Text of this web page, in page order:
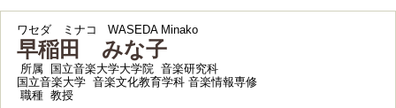
ワセダ ミナコ WASEDA Minako
早稲田 みな子
所属
国立音楽大学大学院 音楽研究科
国立音楽大学 音楽文化教育学科 音楽情報専修
職種 教授